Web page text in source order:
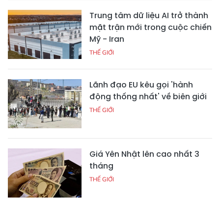
Trung tâm dữ liệu AI trở thành
mặt trận mới trong cuộc chiến
Mỹ - Iran
THẾ GIỚI
Lãnh đạo EU kêu gọi 'hành
động thống nhất' về biên giới
THẾ GIỚI
Giá Yên Nhật lên cao nhất 3
tháng
THẾ GIỚI